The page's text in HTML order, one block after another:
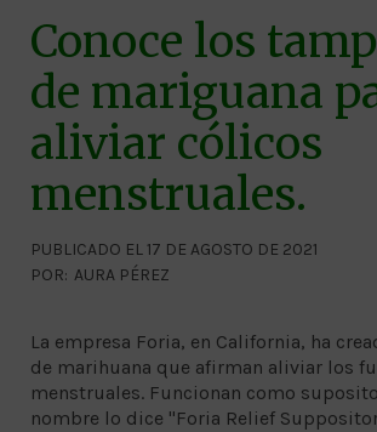
Conoce los
de mariguana
aliviar cólicos
menstruales.
PUBLICADO EL 17 DE AGOSTO DE 2021
POR: AURA PÉREZ
La empresa Foria, en California, ha
de marihuana que afirman aliviar los
menstruales. Funcionan como
nombre lo dice "Foria Relief